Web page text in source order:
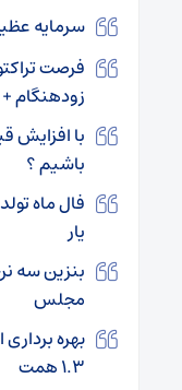
سرمایه
فرصت
زودهنگام
با افزایش
باشیم ؟
فال ماه
یار
بنزین سه
مجلس
۱.۳ همت